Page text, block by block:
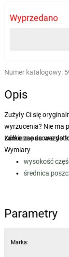
Wyprzedano
Numer katalogowy:
Opis
Zużyły Ci się
wyrzucenia? Nie ma
zamienne do
Kółko zapasowe do
Wymiary
wysokość
średnica
Parametry
Marka: